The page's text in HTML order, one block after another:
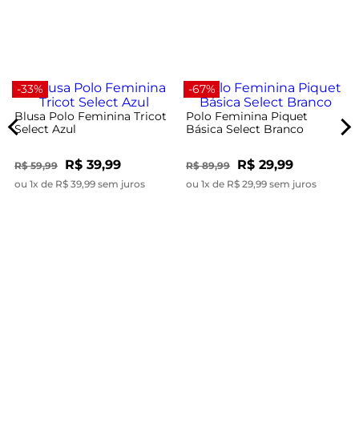
-33%
Blusa Polo Feminina Tricot
Select Azul
R$ 59,99 R$ 39,99
ou 1x de R$ 39,99 sem juros
-67%
Polo Feminina Piquet
Básica Select Branco
R$ 89,99 R$ 29,99
ou 1x de R$ 29,99 sem juros